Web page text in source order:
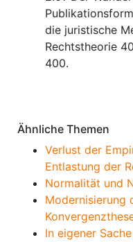
die juristische
Rechtstheorie
400.
Ähnliche Themen
Verlust der
Entlastung der
Normalität und
Modernisierung
In eigener